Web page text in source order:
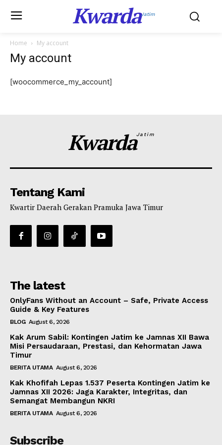
KwardaJatim
Home My account
My account
[woocommerce_my_account]
KwardaJatim
Tentang Kami
Kwartir Daerah Gerakan Pramuka Jawa Timur
The latest
OnlyFans Without an Account – Safe, Private Access
Guide & Key Features
BLOG August 6, 2026
Kak Arum Sabil: Kontingen Jatim ke Jamnas XII Bawa
Misi Persaudaraan, Prestasi, dan Kehormatan Jawa
Timur
BERITA UTAMA August 6, 2026
Kak Khofifah Lepas 1.537 Peserta Kontingen Jatim ke
Jamnas XII 2026: Jaga Karakter, Integritas, dan
Semangat Membangun NKRI
BERITA UTAMA August 6, 2026
Subscribe